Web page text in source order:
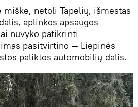
miške, netoli Tapelių, išmestas
aplinkos apsaugos
nuvyko patikrinti
pasitvirtino — Liepinės
paliktos automobilių dalis.